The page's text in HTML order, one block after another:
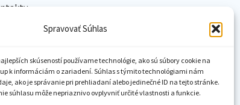
Spravovať Súhlas
skúseností používame technológie, ako sú súbory cookie na
k informáciám o zariadení. Súhlas s týmito technológiami nám
ako je správanie pri prehliadaní alebo jedinečné ID na tejto stránke.
súhlasu môže nepriaznivo ovplyvniť určité vlastnosti a funkcie.
NIVaM
inštitúcie